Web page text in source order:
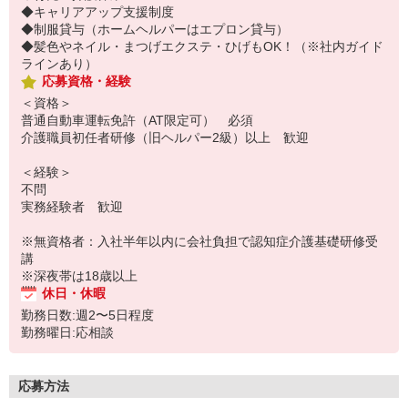
◆キャリアアップ支援制度
◆制服貸与（ホームヘルパーはエプロン貸与）
◆髪色やネイル・まつげエクステ・ひげもOK！（※社内ガイド
ラインあり）
応募資格・経験
＜資格＞
普通自動車運転免許（AT限定可） 必須
介護職員初任者研修（旧ヘルパー2級）以上 歓迎
＜経験＞
不問
実務経験者 歓迎
※無資格者：入社半年以内に会社負担で認知症介護基礎研修受
講
※深夜帯は18歳以上
休日・休暇
勤務日数:週2〜5日程度
勤務曜日:応相談
応募方法